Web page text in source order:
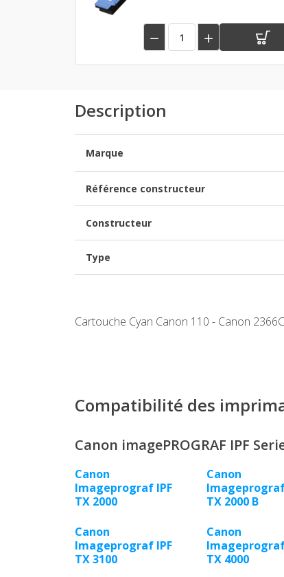
 
Description
Marque
Référence constructeur
Constructeur
Type
Cartouche Cyan Canon 110 - Canon
Compatibilité des
Canon imagePROGRAF IPF
Canon
Imageprograf IPF
TX 2000
Canon
Imageprograf
TX 2000 B
Canon
Imageprograf IPF
TX 3100
Canon
Imageprograf
TX 4000